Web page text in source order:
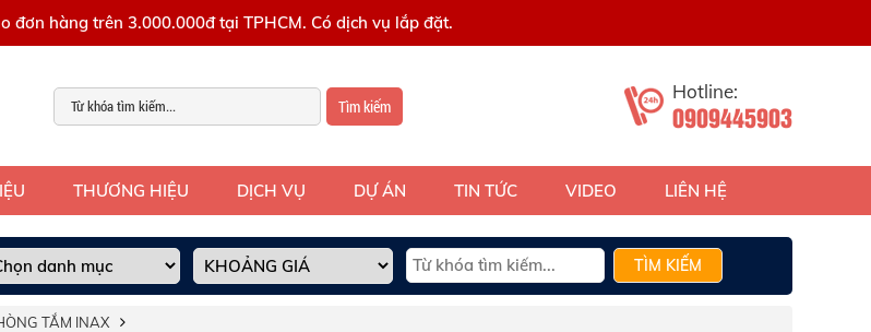
đơn hàng trên 3.000.000đ tại TPHCM. Có dịch vụ lắp đặt.
Tìm kiếm
Hotline:
0909445903
THƯƠNG HIỆU DỊCH VỤ DỰ ÁN TIN TỨC VIDEO LIÊN HỆ
TÌM KIẾM
TẮM INAX